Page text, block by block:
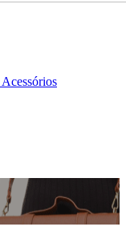
Acessórios